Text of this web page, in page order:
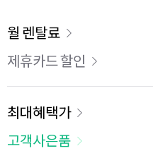
이용 요금
월 렌탈료
제휴카드 할인
최대혜택가
고객사은품